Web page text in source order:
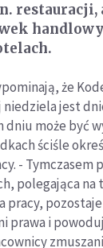
restauracji,
że
jest
dniu może być
ściśle
-
polegająca
pracy,
prawa i